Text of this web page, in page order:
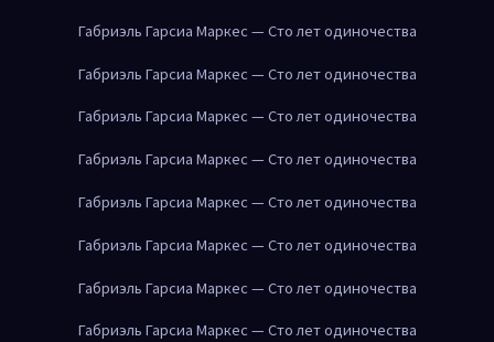
Габриэль Гарсиа Маркес — Сто лет одиночества
Габриэль Гарсиа Маркес — Сто лет одиночества
Габриэль Гарсиа Маркес — Сто лет одиночества
Габриэль Гарсиа Маркес — Сто лет одиночества
Габриэль Гарсиа Маркес — Сто лет одиночества
Габриэль Гарсиа Маркес — Сто лет одиночества
Габриэль Гарсиа Маркес — Сто лет одиночества
Габриэль Гарсиа Маркес — Сто лет одиночества